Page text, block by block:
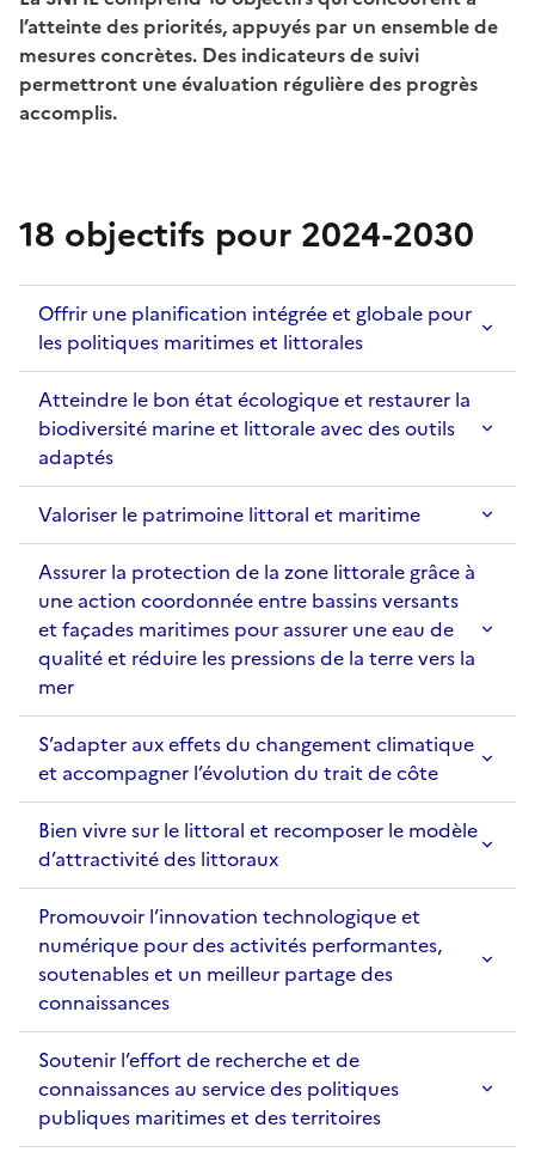
l’atteinte des priorités, appuyés par un ensemble de
mesures concrètes. Des indicateurs de suivi
permettront une évaluation régulière des progrès
accomplis.
18 objectifs pour 2024-2030
Offrir une planification intégrée et globale pour
les politiques maritimes et littorales
Atteindre le bon état écologique et restaurer la
biodiversité marine et littorale avec des outils
adaptés
Valoriser le patrimoine littoral et maritime
Assurer la protection de la zone littorale grâce à
une action coordonnée entre bassins versants
et façades maritimes pour assurer une eau de
qualité et réduire les pressions de la terre vers la
mer
S’adapter aux effets du changement climatique
et accompagner l’évolution du trait de côte
Bien vivre sur le littoral et recomposer le modèle
d’attractivité des littoraux
Promouvoir l’innovation technologique et
numérique pour des activités performantes,
soutenables et un meilleur partage des
connaissances
Soutenir l’effort de recherche et de
connaissances au service des politiques
publiques maritimes et des territoires